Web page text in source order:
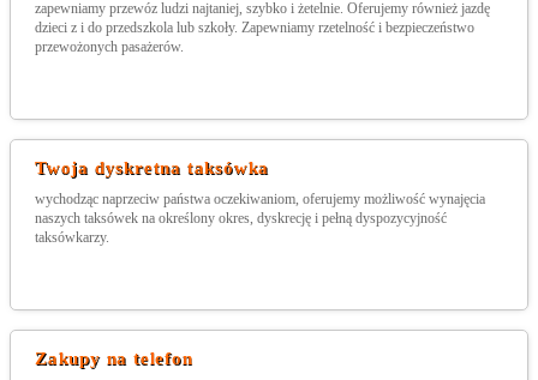
zapewniamy przewóz ludzi najtaniej, szybko i żetelnie. Oferujemy również jazdę
dzieci z i do przedszkola lub szkoły. Zapewniamy rzetelność i bezpieczeństwo
przewożonych pasażerów.
Twoja dyskretna taksówka
wychodząc naprzeciw państwa oczekiwaniom, oferujemy możliwość wynajęcia
naszych taksówek na określony okres, dyskrecję i pełną dyspozycyjność
taksówkarzy.
Zakupy na telefon